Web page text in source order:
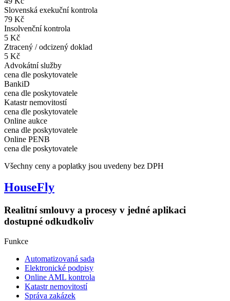
Slovenská exekuční kontrola
79 Kč
Insolvenční kontrola
5 Kč
Ztracený / odcizený doklad
5 Kč
Advokátní služby
cena dle poskytovatele
BankiD
cena dle poskytovatele
Katastr nemovitostí
cena dle poskytovatele
Online aukce
cena dle poskytovatele
Online PENB
cena dle poskytovatele
Všechny ceny a poplatky jsou uvedeny bez DPH
HouseFly
Realitní smlouvy a procesy v jedné aplikaci
dostupné odkudkoliv
Funkce
Automatizovaná sada​
Elektronické podpisy​
Online AML kontrola
Katastr nemovitostí
Správa zakázek